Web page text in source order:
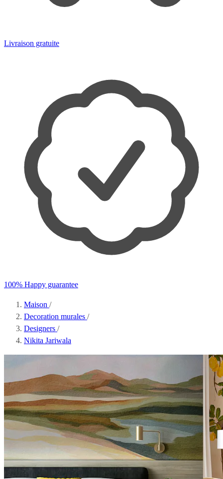
Livraison gratuite
100% Happy guarantee
Maison /
Decoration murales /
Designers /
Nikita Jariwala